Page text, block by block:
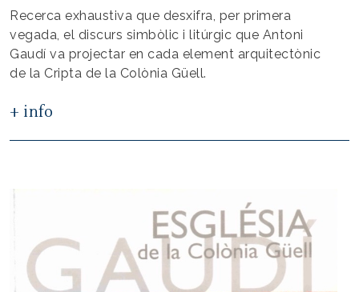
Recerca exhaustiva que desxifra, per primera
vegada, el discurs simbòlic i litúrgic que Antoni
Gaudí va projectar en cada element arquitectònic
de la Cripta de la Colònia Güell.
+ info